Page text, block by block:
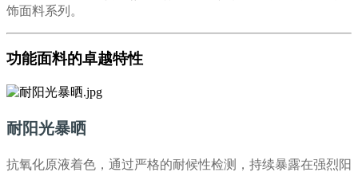
饰面料系列。
功能面料的卓越特性
耐阳光暴晒
抗氧化原液着色，通过严格的耐候性检测，持续暴露在强烈阳